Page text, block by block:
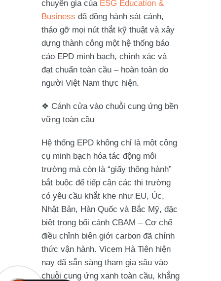
chuyên gia của ESG Education &
Business đã đồng hành sát cánh,
tháo gỡ mọi nút thắt kỹ thuật và xây
dựng thành công một hệ thống báo
cáo EPD minh bạch, chính xác và
đạt chuẩn toàn cầu – hoàn toàn do
người Việt Nam thực hiện.
❖ Cánh cửa vào chuỗi cung ứng bền
vững toàn cầu
Hệ thống EPD không chỉ là một công
cụ minh bạch hóa tác động môi
trường mà còn là “giấy thông hành”
bắt buộc để tiếp cận các thị trường
có yêu cầu khắt khe như EU, Úc,
Nhật Bản, Hàn Quốc và Bắc Mỹ, đặc
biệt trong bối cảnh CBAM – Cơ chế
điều chỉnh biên giới carbon đã chính
thức vận hành. Vicem Hà Tiên hiện
nay đã sẵn sàng tham gia sâu vào
chuỗi cung ứng xanh toàn cầu, khẳng